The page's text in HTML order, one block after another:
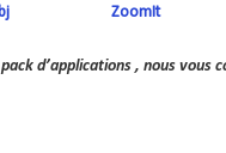
ZoomIt
d’applications , nous